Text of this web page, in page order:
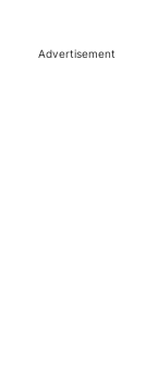
Advertisement